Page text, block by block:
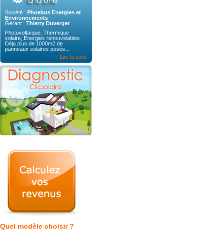
Société : Phoebus Energies et
Environnements
Gérant : Thierry Duverger
Photovoltaïque, Thermique
solaire, Energies renouvelables
Déja plus de 1000m2 de
panneaux solaires posés...
++ Lire la suite
Quel modèle choisir ?